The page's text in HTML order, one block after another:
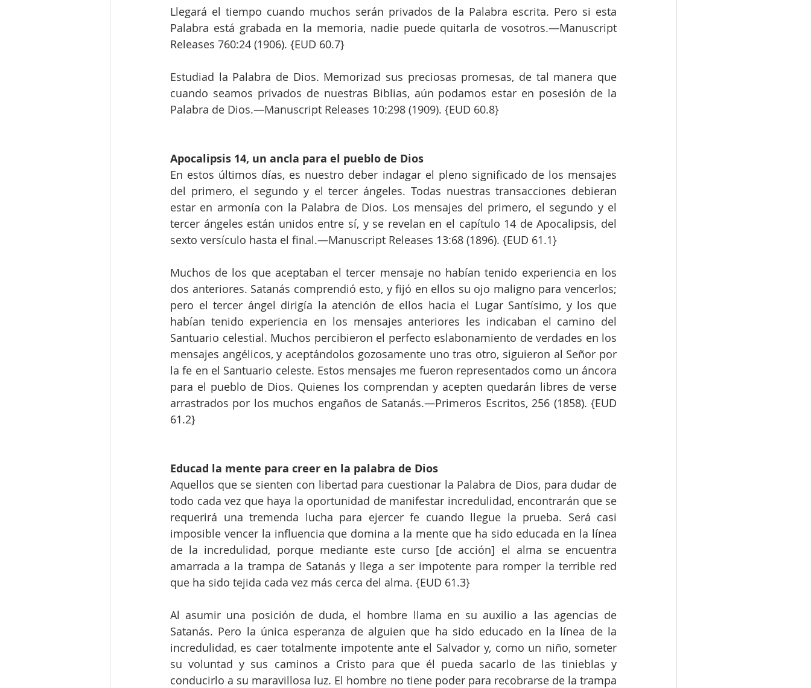
Llegará el tiempo cuando muchos serán privados de la Palabra escrita. Pero si esta
Palabra está grabada en la memoria, nadie puede quitarla de vosotros.—Manuscript
Releases 760:24 (1906). {EUD 60.7}
Estudiad la Palabra de Dios. Memorizad sus preciosas promesas, de tal manera que
cuando seamos privados de nuestras Biblias, aún podamos estar en posesión de la
Palabra de Dios.—Manuscript Releases 10:298 (1909). {EUD 60.8}
Apocalipsis 14, un ancla para el pueblo de Dios
En estos últimos días, es nuestro deber indagar el pleno significado de los mensajes
del primero, el segundo y el tercer ángeles. Todas nuestras transacciones debieran
estar en armonía con la Palabra de Dios. Los mensajes del primero, el segundo y el
tercer ángeles están unidos entre sí, y se revelan en el capítulo 14 de Apocalipsis, del
sexto versículo hasta el final.—Manuscript Releases 13:68 (1896). {EUD 61.1}
Muchos de los que aceptaban el tercer mensaje no habían tenido experiencia en los
dos anteriores. Satanás comprendió esto, y fijó en ellos su ojo maligno para vencerlos;
pero el tercer ángel dirigía la atención de ellos hacia el Lugar Santísimo, y los que
habían tenido experiencia en los mensajes anteriores les indicaban el camino del
Santuario celestial. Muchos percibieron el perfecto eslabonamiento de verdades en los
mensajes angélicos, y aceptándolos gozosamente uno tras otro, siguieron al Señor por
la fe en el Santuario celeste. Estos mensajes me fueron representados como un áncora
para el pueblo de Dios. Quienes los comprendan y acepten quedarán libres de verse
arrastrados por los muchos engaños de Satanás.—Primeros Escritos, 256 (1858). {EUD
61.2}
Educad la mente para creer en la palabra de Dios
Aquellos que se sienten con libertad para cuestionar la Palabra de Dios, para dudar de
todo cada vez que haya la oportunidad de manifestar incredulidad, encontrarán que se
requerirá una tremenda lucha para ejercer fe cuando llegue la prueba. Será casi
imposible vencer la influencia que domina a la mente que ha sido educada en la línea
de la incredulidad, porque mediante este curso [de acción] el alma se encuentra
amarrada a la trampa de Satanás y llega a ser impotente para romper la terrible red
que ha sido tejida cada vez más cerca del alma. {EUD 61.3}
Al asumir una posición de duda, el hombre llama en su auxilio a las agencias de
Satanás. Pero la única esperanza de alguien que ha sido educado en la línea de la
incredulidad, es caer totalmente impotente ante el Salvador y, como un niño, someter
su voluntad y sus caminos a Cristo para que él pueda sacarlo de las tinieblas y
conducirlo a su maravillosa luz. El hombre no tiene poder para recobrarse de la trampa